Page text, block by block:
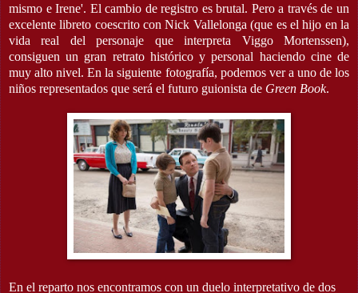
mismo e Irene'. El cambio de registro es brutal. Pero a través de un
excelente libreto coescrito con Nick Vallelonga (que es el hijo en la
vida real del personaje que interpreta Viggo Mortenssen),
consiguen un gran retrato histórico y personal haciendo cine de
muy alto nivel. En la siguiente fotografía, podemos ver a uno de los
niños representados que será el futuro guionista de Green Book.
En el reparto nos encontramos con un duelo interpretativo de dos